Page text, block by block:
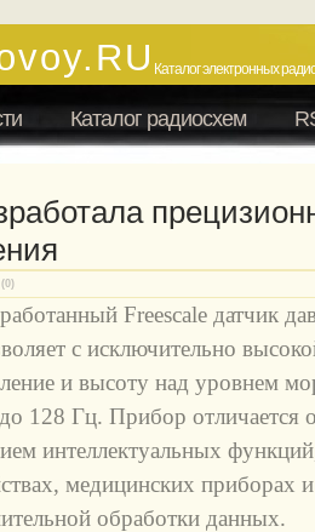
Каталог электронных
Каталог радиосхем
Freescale датчик
с исключительно
и высоту над уровнем
128 Гц. Прибор отличается
интеллектуальных
медицинских приборах
обработки данных.